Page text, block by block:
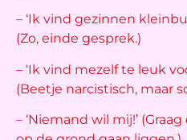
– ‘Ik vind gezinnen
(Zo, einde gesprek.)
– ‘Ik vind mezelf te leuk
(Beetje narcistisch, maar
– ‘Niemand wil mij!’